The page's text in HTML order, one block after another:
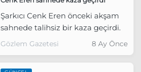
Şarkıcı Cenk Eren önceki akşam
sahnede talihsiz bir kaza geçirdi.
Gözlem Gazetesi 8 Ay Önce